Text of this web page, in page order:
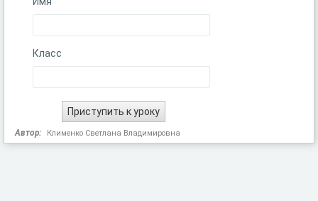
Класс
Автор: Клименко Светлана Владимировна